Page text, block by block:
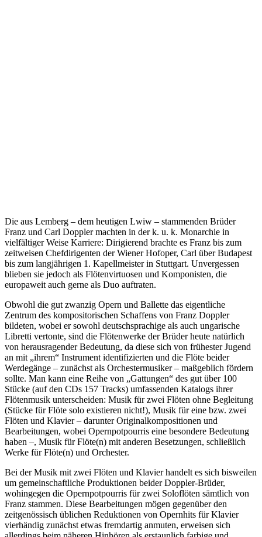
Die aus Lemberg – dem heutigen Lwiw – stammenden Brüder
Franz und Carl Doppler machten in der k. u. k. Monarchie in
vielfältiger Weise Karriere: Dirigierend brachte es Franz bis zum
zeitweisen Chefdirigenten der Wiener Hofoper, Carl über Budapest
bis zum langjährigen 1. Kapellmeister in Stuttgart. Unvergessen
blieben sie jedoch als Flötenvirtuosen und Komponisten, die
europaweit auch gerne als Duo auftraten.
Obwohl die gut zwanzig Opern und Ballette das eigentliche
Zentrum des kompositorischen Schaffens von Franz Doppler
bildeten, wobei er sowohl deutschsprachige als auch ungarische
Libretti vertonte, sind die Flötenwerke der Brüder heute natürlich
von herausragender Bedeutung, da diese sich von frühester Jugend
an mit „ihrem“ Instrument identifizierten und die Flöte beider
Werdegänge – zunächst als Orchestermusiker – maßgeblich fördern
sollte. Man kann eine Reihe von „Gattungen“ des gut über 100
Stücke (auf den CDs 157 Tracks) umfassenden Katalogs ihrer
Flötenmusik unterscheiden: Musik für zwei Flöten ohne Begleitung
(Stücke für Flöte solo existieren nicht!), Musik für eine bzw. zwei
Flöten und Klavier – darunter Originalkompositionen und
Bearbeitungen, wobei Opernpotpourris eine besondere Bedeutung
haben –, Musik für Flöte(n) mit anderen Besetzungen, schließlich
Werke für Flöte(n) und Orchester.
Bei der Musik mit zwei Flöten und Klavier handelt es sich bisweilen
um gemeinschaftliche Produktionen beider Doppler-Brüder,
wohingegen die Opernpotpourris für zwei Soloflöten sämtlich von
Franz stammen. Diese Bearbeitungen mögen gegenüber den
zeitgenössisch üblichen Reduktionen von Opernhits für Klavier
vierhändig zunächst etwas fremdartig anmuten, erweisen sich